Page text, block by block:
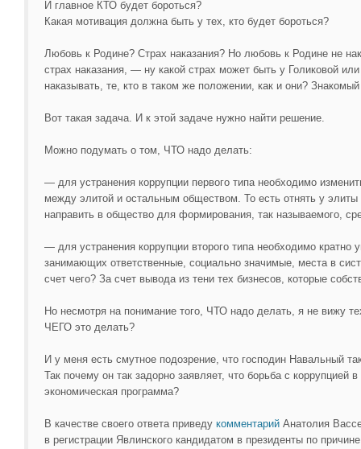
И главное КТО будет бороться?
Какая мотивация должна быть у тех, кто будет бороться?
Любовь к Родине? Страх наказания? Но любовь к Родине не
страх наказания, — ну какой страх может быть у Голиковой
наказывать, те, кто в таком же положении, как и они?
Вот такая задача. И к этой задаче нужно найти решение.
Можно подумать о том, ЧТО надо делать:
— для устранения коррупции первого типа необходимо
между элитой и остальным обществом. То есть отнять у
направить в общество для формирования, так называемого,
— для устранения коррупции второго типа необходимо кратно
занимающих ответственные, социально значимые, места в
счет чего? За счет вывода из тени тех бизнесов, которые
Но несмотря на понимание того, ЧТО надо делать, я не вижу
ЧЕГО это делать?
И у меня есть смутное подозрение, что господин Навальный
Так почему он так задорно заявляет, что борьба с коррупцией
экономическая программа?
В качестве своего ответа приведу комментарий Анатолия
в регистрации Явлинского кандидатом в президенты по